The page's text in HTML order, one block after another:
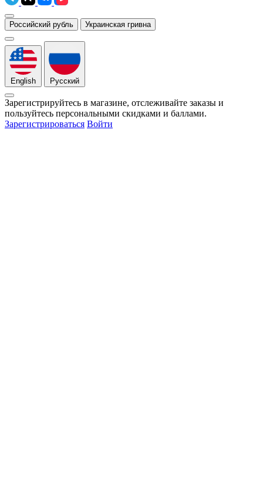
Российский рубль Украинская гривна
English Русский
Зарегистрируйтесь в магазине, отслеживайте заказы и
пользуйтесь персональными скидками и баллами.
Зарегистрироваться Войти